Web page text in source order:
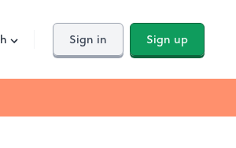
Sign in Sign up